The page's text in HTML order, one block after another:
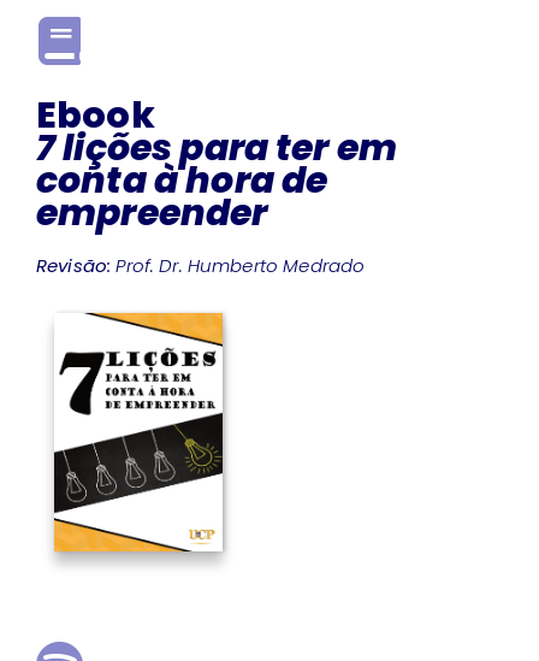
Ebook
7 lições para ter em
conta à hora de
empreender
Revisão: Prof. Dr. Humberto Medrado